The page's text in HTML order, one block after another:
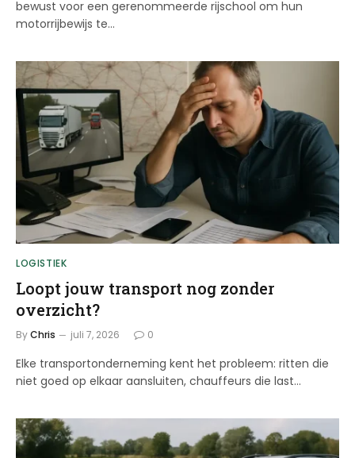
bewust voor een gerenommeerde rijschool om hun
motorrijbewijs te…
LOGISTIEK
Loopt jouw transport nog zonder
overzicht?
ByChris juli 7, 2026 0
Elke transportonderneming kent het probleem: ritten die
niet goed op elkaar aansluiten, chauffeurs die last…